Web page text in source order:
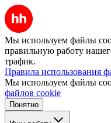
Мы используем файлы
правильную работу
трафик.
Правила использования
Мы используем файлы
файлов cookie
Понятно